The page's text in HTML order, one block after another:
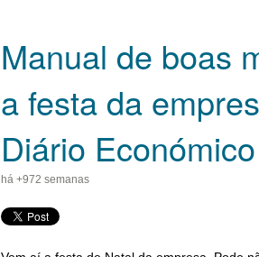
Manual de boas
a festa da
Diário Económico
há +972 semanas